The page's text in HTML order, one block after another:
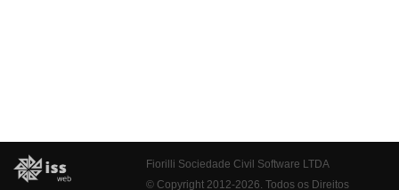
Fiorilli Sociedade Civil Software LTDA
© Copyright 2012-2026. Todos os Direitos